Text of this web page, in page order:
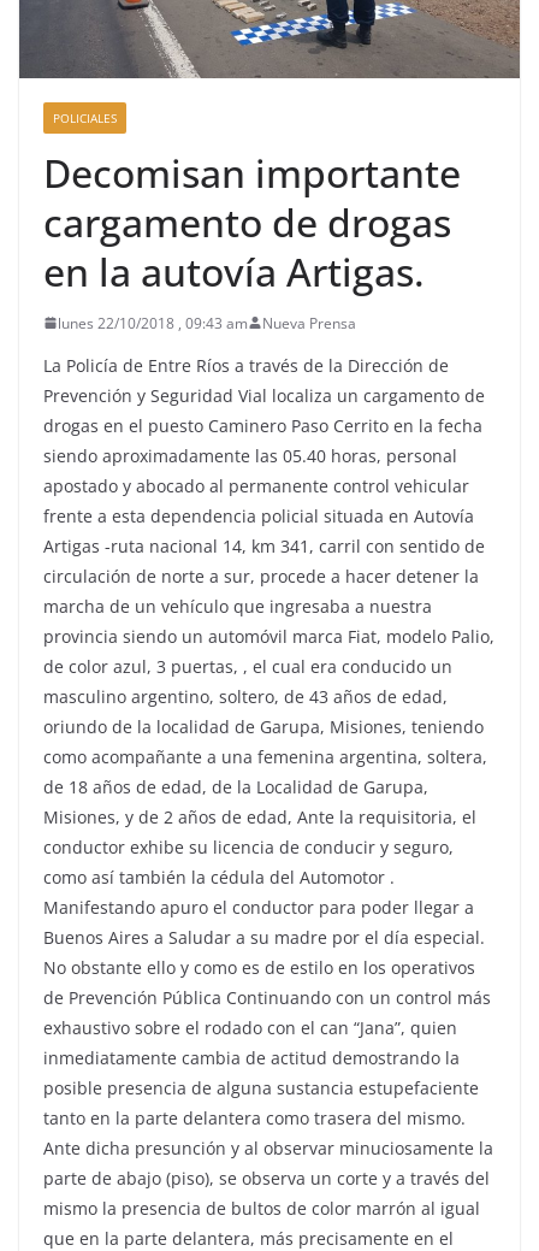
POLICIALES
Decomisan importante
cargamento de drogas
en la autovía Artigas.
lunes 22/10/2018 , 09:43 am Nueva Prensa
La Policía de Entre Ríos a través de la Dirección de
Prevención y Seguridad Vial localiza un cargamento de
drogas en el puesto Caminero Paso Cerrito en la fecha
siendo aproximadamente las 05.40 horas, personal
apostado y abocado al permanente control vehicular
frente a esta dependencia policial situada en Autovía
Artigas -ruta nacional 14, km 341, carril con sentido de
circulación de norte a sur, procede a hacer detener la
marcha de un vehículo que ingresaba a nuestra
provincia siendo un automóvil marca Fiat, modelo Palio,
de color azul, 3 puertas, , el cual era conducido un
masculino argentino, soltero, de 43 años de edad,
oriundo de la localidad de Garupa, Misiones, teniendo
como acompañante a una femenina argentina, soltera,
de 18 años de edad, de la Localidad de Garupa,
Misiones, y de 2 años de edad, Ante la requisitoria, el
conductor exhibe su licencia de conducir y seguro,
como así también la cédula del Automotor .
Manifestando apuro el conductor para poder llegar a
Buenos Aires a Saludar a su madre por el día especial.
No obstante ello y como es de estilo en los operativos
de Prevención Pública Continuando con un control más
exhaustivo sobre el rodado con el can “Jana”, quien
inmediatamente cambia de actitud demostrando la
posible presencia de alguna sustancia estupefaciente
tanto en la parte delantera como trasera del mismo.
Ante dicha presunción y al observar minuciosamente la
parte de abajo (piso), se observa un corte y a través del
mismo la presencia de bultos de color marrón al igual
que en la parte delantera, más precisamente en el